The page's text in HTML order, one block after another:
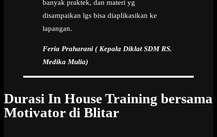
banyak praktek, dan materi yg
disampaikan lgs bisa diaplikasikan ke
lapangan.
Feria Praharani ( Kepala Diklat SDM RS.
Medika Mulia)
Durasi In House Training bersama
Motivator di Blitar